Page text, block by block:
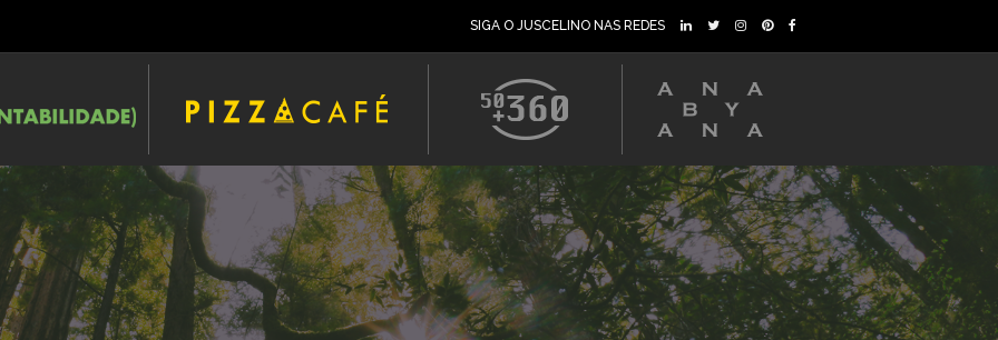
SIGA O JUSCELINO NAS REDES